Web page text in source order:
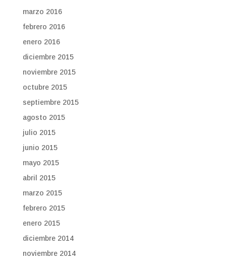
marzo 2016
febrero 2016
enero 2016
diciembre 2015
noviembre 2015
octubre 2015
septiembre 2015
agosto 2015
julio 2015
junio 2015
mayo 2015
abril 2015
marzo 2015
febrero 2015
enero 2015
diciembre 2014
noviembre 2014